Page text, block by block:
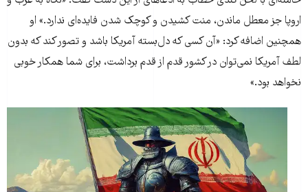
اروپا جز معطل ماندن، منت کشیدن و کوچک شدن فایده‌ای ندارد.» او
همچنین اضافه کرد: «آن کسی که دل‌بسته آمریکا باشد و تصور کند که بدون
لطف آمریکا نمی‌توان در کشور قدم از قدم برداشت، برای شما همکار خوبی
نخواهد بود.»